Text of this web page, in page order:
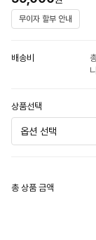
무이자 할부 안내
배송비
상품선택
총 상품 금액